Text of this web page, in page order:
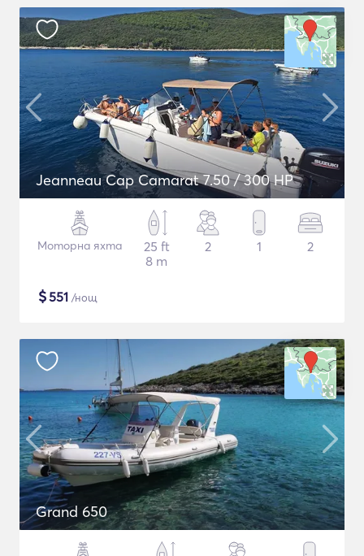
Jeanneau Cap Camarat 7.50 / 300 HP
Моторна яхта
25 ft
8 m
2 1 2
$551 /нощ
Grand 650